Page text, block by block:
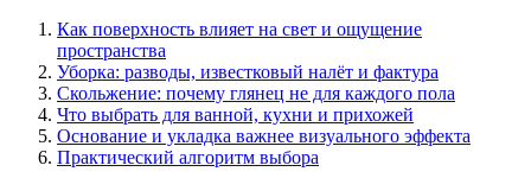
Как поверхность влияет на свет и ощущение
пространства
Уборка: разводы, известковый налёт и фактура
Скольжение: почему глянец не для каждого пола
Что выбрать для ванной, кухни и прихожей
Основание и укладка важнее визуального эффекта
Практический алгоритм выбора